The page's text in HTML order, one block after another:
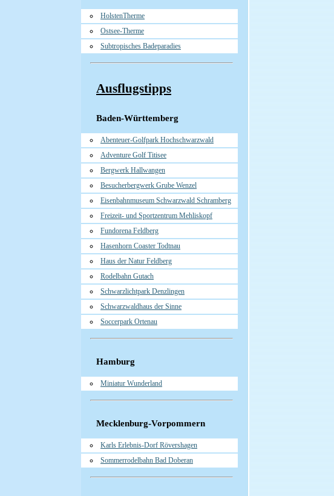
HolstenTherme
Ostsee-Therme
Subtropisches Badeparadies
Ausflugstipps
Baden-Württemberg
Abenteuer-Golfpark Hochschwarzwald
Adventure Golf Titisee
Bergwerk Hallwangen
Besucherbergwerk Grube Wenzel
Eisenbahnmuseum Schwarzwald Schramberg
Freizeit- und Sportzentrum Mehliskopf
Fundorena Feldberg
Hasenhorn Coaster Todtnau
Haus der Natur Feldberg
Rodelbahn Gutach
Schwarzlichtpark Denzlingen
Schwarzwaldhaus der Sinne
Soccerpark Ortenau
Hamburg
Miniatur Wunderland
Mecklenburg-Vorpommern
Karls Erlebnis-Dorf Rövershagen
Sommerrodelbahn Bad Doberan